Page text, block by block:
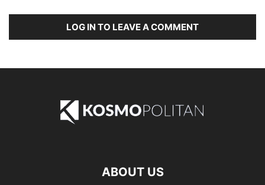
LOG IN TO LEAVE A COMMENT
ABOUT US